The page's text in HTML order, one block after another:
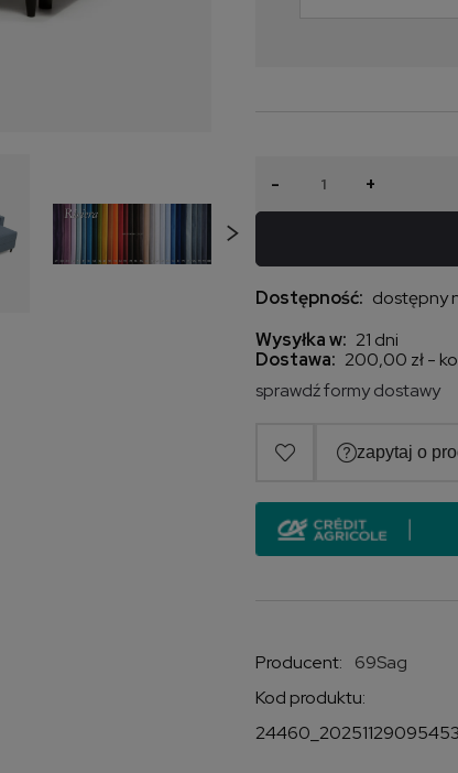
- +
Dostępność: dostępny
Wysyłka w: 21 dni
Dostawa: 200,00 zł-
sprawdź formy dostawy
Producent:
69Sag
Kod produktu:
24460_20251129095453